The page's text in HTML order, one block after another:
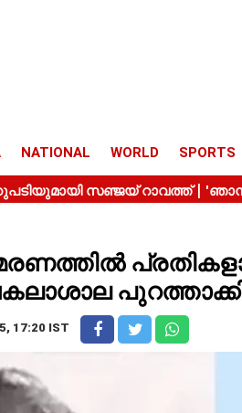
NATIONAL WORLD SPORTS
മരണത്തിൽ
17:20 IST